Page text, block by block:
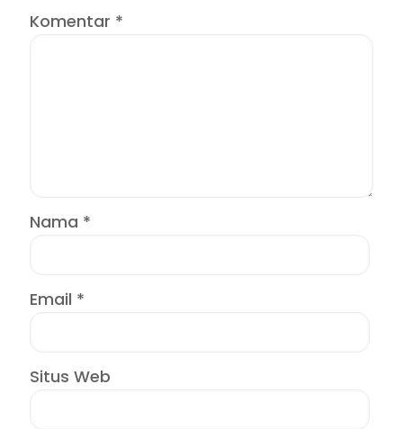
Komentar *
Nama *
Email *
Situs Web